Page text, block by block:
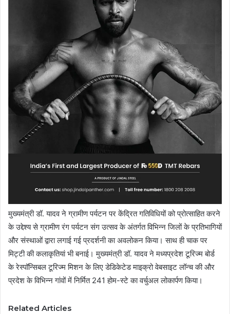
मुख्यमंत्री डॉ. यादव ने ग्रामीण पर्यटन पर केंद्रित गतिविधियों को प्रोत्साहित करने
के उद्देश्य से ग्रामीण रंग पर्यटन संग उत्सव के अंतर्गत विभिन्न जिलों के प्रतिभागियों
और संस्थाओं द्वारा लगाई गई प्रदर्शनी का अवलोकन किया। साथ ही चाक पर
मिट्टी की कलाकृतियां भी बनाई। मुख्यमंत्री डॉ. यादव ने मध्यप्रदेश टूरिज्म बोर्ड
के रेस्पॉन्सिबल टूरिज्म मिशन के लिए डेडिकेटेड माइक्रो वेबसाइट लॉन्च की और
प्रदेश के विभिन्न गांवों में निर्मित 241 होम-स्टे का वर्चुअल लोकार्पण किया।
Related Articles